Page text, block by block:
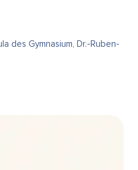
des Gymnasium, Dr.-Ruben-